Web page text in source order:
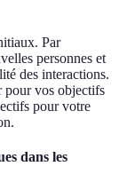
Par
personnes et
des interactions.
pour vos objectifs
pour votre
dans les